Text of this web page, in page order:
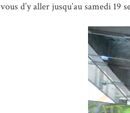
vous d’y aller jusqu’au samedi 19